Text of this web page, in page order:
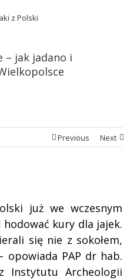
– jak jadano i
Previous Next
już we wczesnym
kury dla jajek.
się nie z sokołem,
PAP dr hab.
Instytutu Archeologii